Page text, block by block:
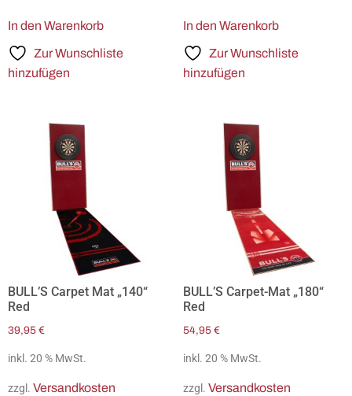
In den Warenkorb
Zur Wunschliste
hinzufügen
In den Warenkorb
Zur Wunschliste
hinzufügen
BULL’S Carpet Mat „140“
Red
39,95 €
inkl. 20 % MwSt.
zzgl. Versandkosten
BULL’S Carpet-Mat „180“
Red
54,95 €
inkl. 20 % MwSt.
zzgl. Versandkosten